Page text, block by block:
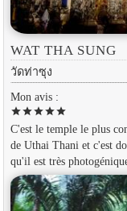
WAT THA SUNG
วัดท่าซุง
Mon avis :
starstarstarstarstar
C'est le temple le plus
de Uthai Thani et c'est
qu'il est très